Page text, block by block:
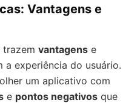
Vantagens e
trazem vantagens e
a experiência do usuário.
um aplicativo com
e pontos negativos que